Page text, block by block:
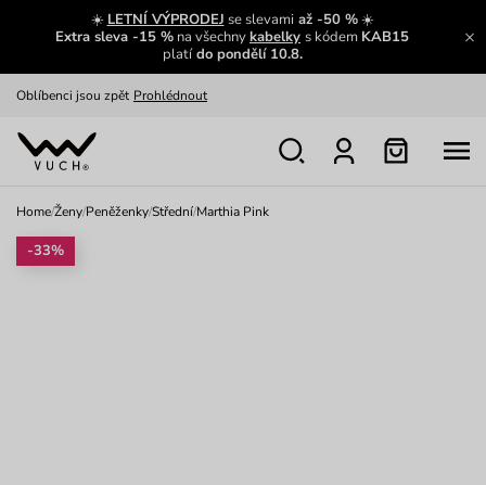
☀️ LETNÍ VÝPRODEJ se slevamiaž -50 %☀️
Extra sleva -15 % na všechnykabelky s kódem KAB15
platído pondělí 10.8.
Zajímavosti ze světa Vuch:
Zobrazit
Oblíbenci jsou zpět Prohlédnout
Nech se inspirovat
Home/Ženy/Peněženky/Střední/Marthia Pink
-33%